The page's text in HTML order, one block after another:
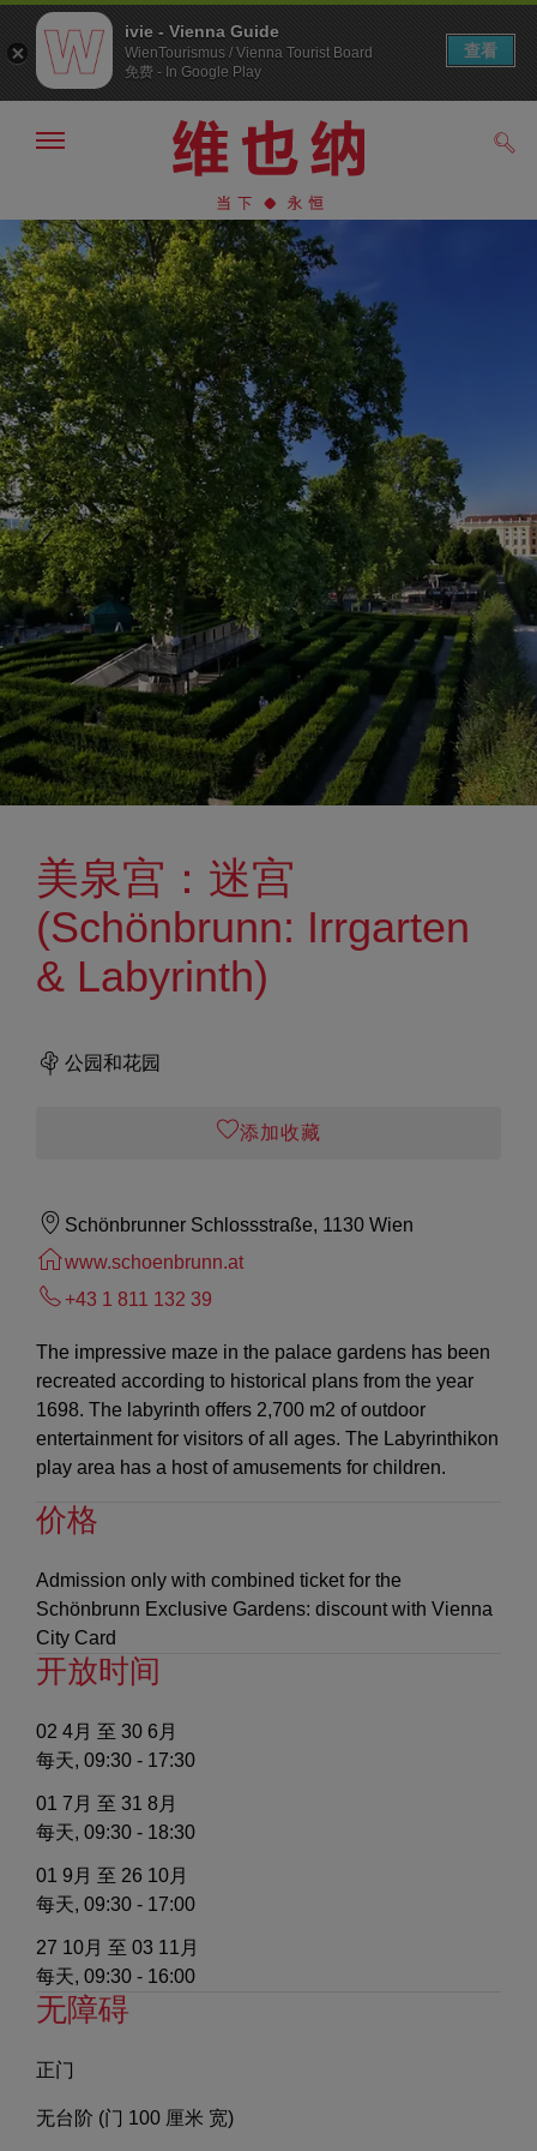
往
导
航
往
内
容
显
藏
导
航
美泉宫：迷宫
(Schönbrunn: Irrgarten
& Labyrinth)
公园和花园
添加收藏
Schönbrunner Schlossstraße, 1130 Wien
www.schoenbrunn.at
+43 1 811 132 39
The impressive maze in the palace gardens has been
recreated according to historical plans from the year
1698. The labyrinth offers 2,700 m2 of outdoor
entertainment for visitors of all ages. The Labyrinthikon
play area has a host of amusements for children.
价格
Admission only with combined ticket for the
Schönbrunn Exclusive Gardens: discount with Vienna
City Card
开放时间
02 4月 至 30 6月
每天, 09:30 - 17:30
01 7月 至 31 8月
每天, 09:30 - 18:30
01 9月 至 26 10月
每天, 09:30 - 17:00
27 10月 至 03 11月
每天, 09:30 - 16:00
无障碍
正门
无台阶 (门 100 厘米 宽)
ivie - Vienna Guide
WienTourismus / Vienna Tourist Board
免费 - In Google Play
查看